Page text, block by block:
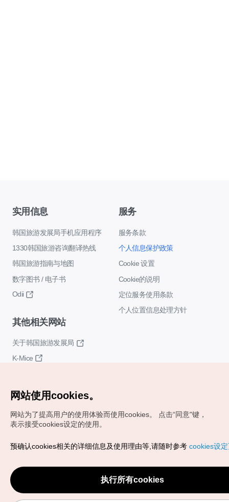
实用信息
韩国旅游发展局手机应用程序
1330韩国旅游咨询翻译热线
韩国旅游指南与地图
数字图书 / 电子书
Odii
服务
服务条款
个人信息保护政策
Cookie 设置
Cookie的说明
定位服务使用条款
个人位置信息处理方针
其他相关网站
关于韩国旅游发展局
K-Mice
Copyrights (c) 韩国旅游发展局版权所有
VISITKOREA官方邮箱
chnsim@knto.or.kr
网站使用cookies。
网站为了提高用户的使用体验而使用cookies。
点击“同意"键，
表示接受cookies设定的使用。
预确认cookies相关的详细信息及使用理由等,请随时参考 cookies设
执行所有cookies